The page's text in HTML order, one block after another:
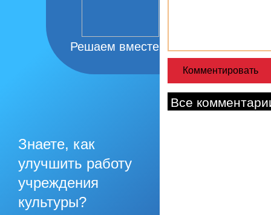
Решаем вместе
Знаете, как
улучшить работу
учреждения
культуры?
Все